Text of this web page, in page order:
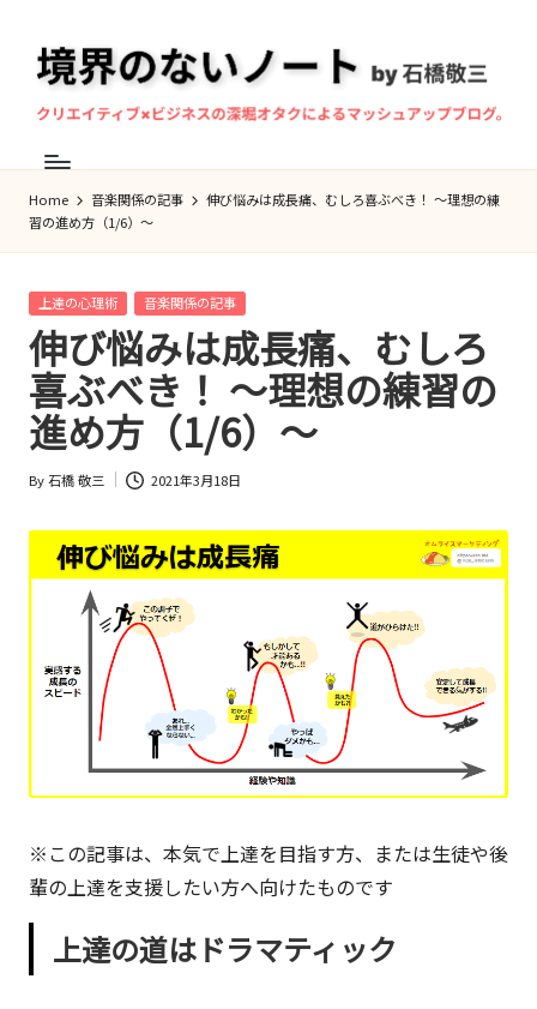
Skip
content
境
界
の
な
い
ノ
ー
ト
マ
ド
リ
ン
奏
者・
作
曲
家、
石
三。
は
ケ
タ
ー
や
Home 音楽関係の記事
伸び悩みは成長痛、むしろ喜ぶべき！ ～理想の練
習の進め方（1/6）～
Posted
上達の心理術 音楽関係の記事
伸び悩みは成長痛、むしろ
喜ぶべき！ ～理想の練習の
進め方（1/6）～
Posted
By石橋 敬三 2021年3月18日
※この記事は、本気で上達を目指す方、または生徒や後
輩の上達を支援したい方へ向けたものです
上達の道はドラマティック